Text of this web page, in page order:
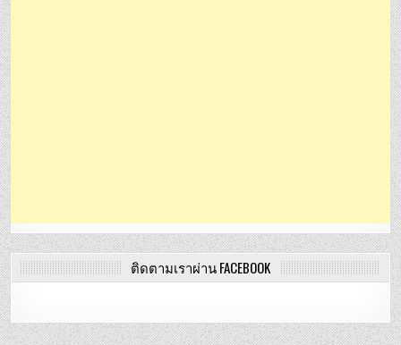
ติดตามเราผ่าน FACEBOOK